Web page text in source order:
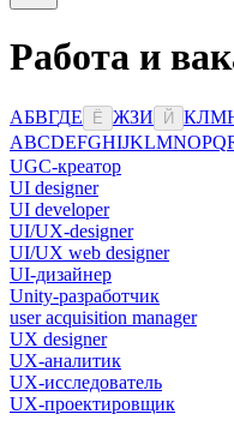
Работа и
АБВГДЕ Ё ЖЗИ Й КЛМ
ABCDEFGHIJKLMNOPQ
UGC-креатор
UI designer
UI developer
UI/UX-designer
UI/UX web designer
UI-дизайнер
Unity-разработчик
user acquisition manager
UX designer
UX-аналитик
UX-исследователь
UX-проектировщик